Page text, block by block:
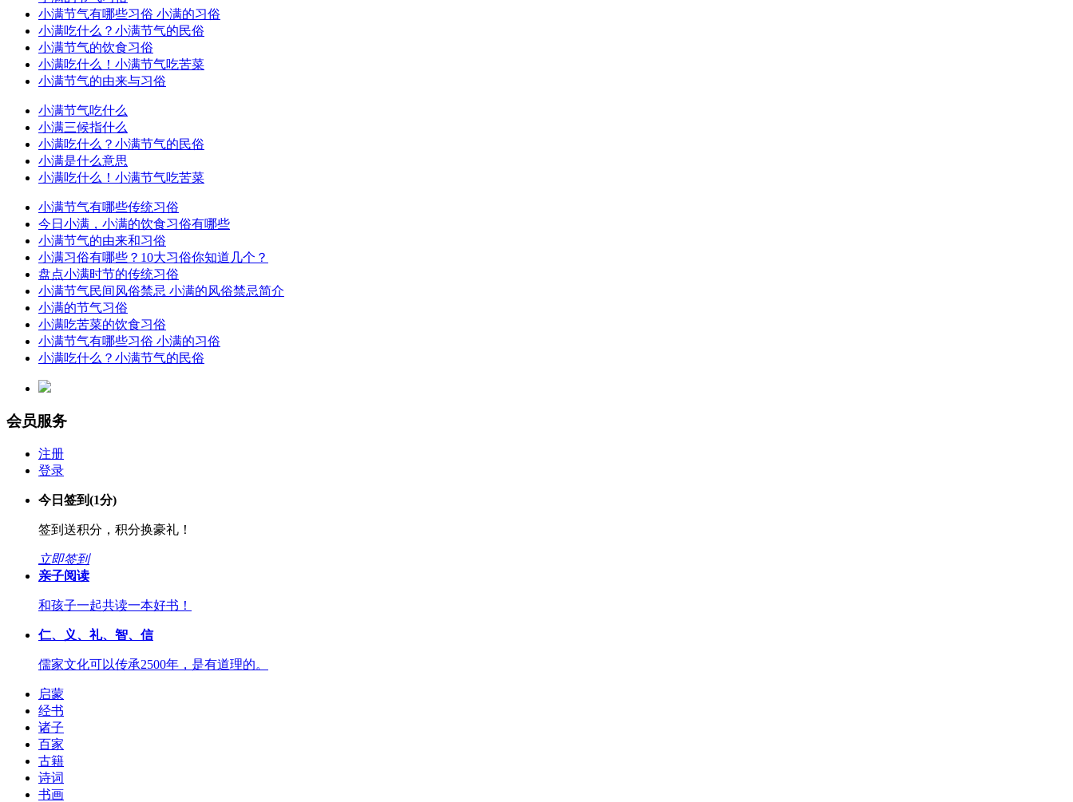
小满节气有哪些习俗 小满的习俗
小满吃什么？小满节气的民俗
小满节气的饮食习俗
小满吃什么！小满节气吃苦菜
小满节气的由来与习俗
小满节气吃什么
小满三候指什么
小满吃什么？小满节气的民俗
小满是什么意思
小满吃什么！小满节气吃苦菜
小满节气有哪些传统习俗
今日小满，小满的饮食习俗有哪些
小满节气的由来和习俗
小满习俗有哪些？10大习俗你知道几个？
盘点小满时节的传统习俗
小满节气民间风俗禁忌 小满的风俗禁忌简介
小满的节气习俗
小满吃苦菜的饮食习俗
小满节气有哪些习俗 小满的习俗
小满吃什么？小满节气的民俗
会员服务
注册
登录
今日签到(1分)
签到送积分，积分换豪礼！
立即签到
亲子阅读
和孩子一起共读一本好书！
仁、义、礼、智、信
儒家文化可以传承2500年，是有道理的。
启蒙
经书
诸子
百家
古籍
诗词
书画